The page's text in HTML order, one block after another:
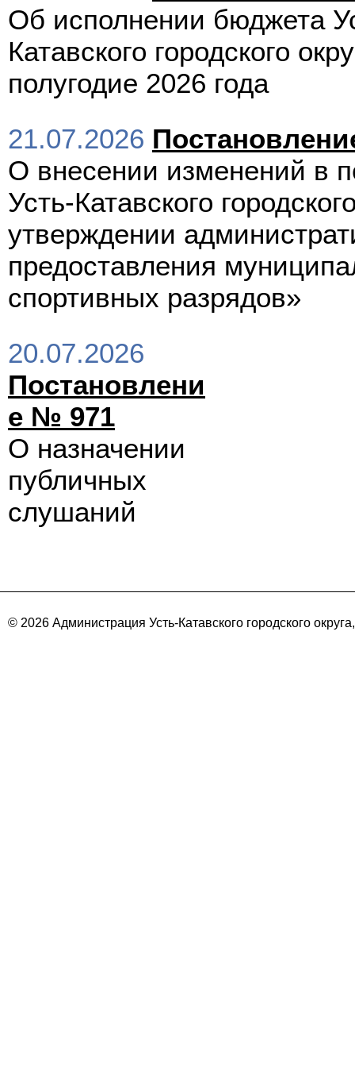
Об исполнении бюджета
Катавского городского
полугодие 2026 года
21.07.2026
О внесении изменений в
Усть-Катавского
утверждении
предоставления
спортивных разрядов»
20.07.2026
Постановлени
е № 971
О назначении
публичных
слушаний
© 2026 Администрация Усть-Катавского городского